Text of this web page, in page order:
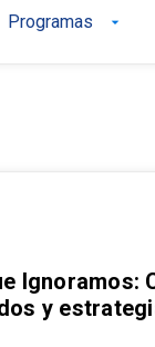
Programas arrow_drop_down
Ignoramos:
y